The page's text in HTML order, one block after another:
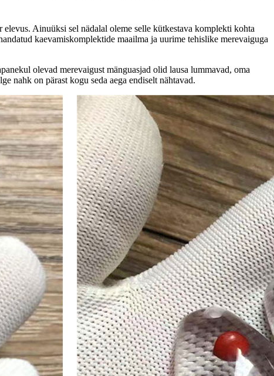
Ainuüksi sel nädalal oleme selle kütkestava komplekti kohta
kaevamiskomplektide maailma ja uurime tehislike merevaiguga
olevad merevaigust mänguasjad olid lausa lummavad, oma
nahk on pärast kogu seda aega endiselt nähtavad.